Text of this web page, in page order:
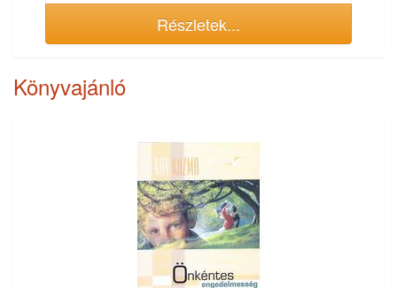
Részletek...
Könyvajánló